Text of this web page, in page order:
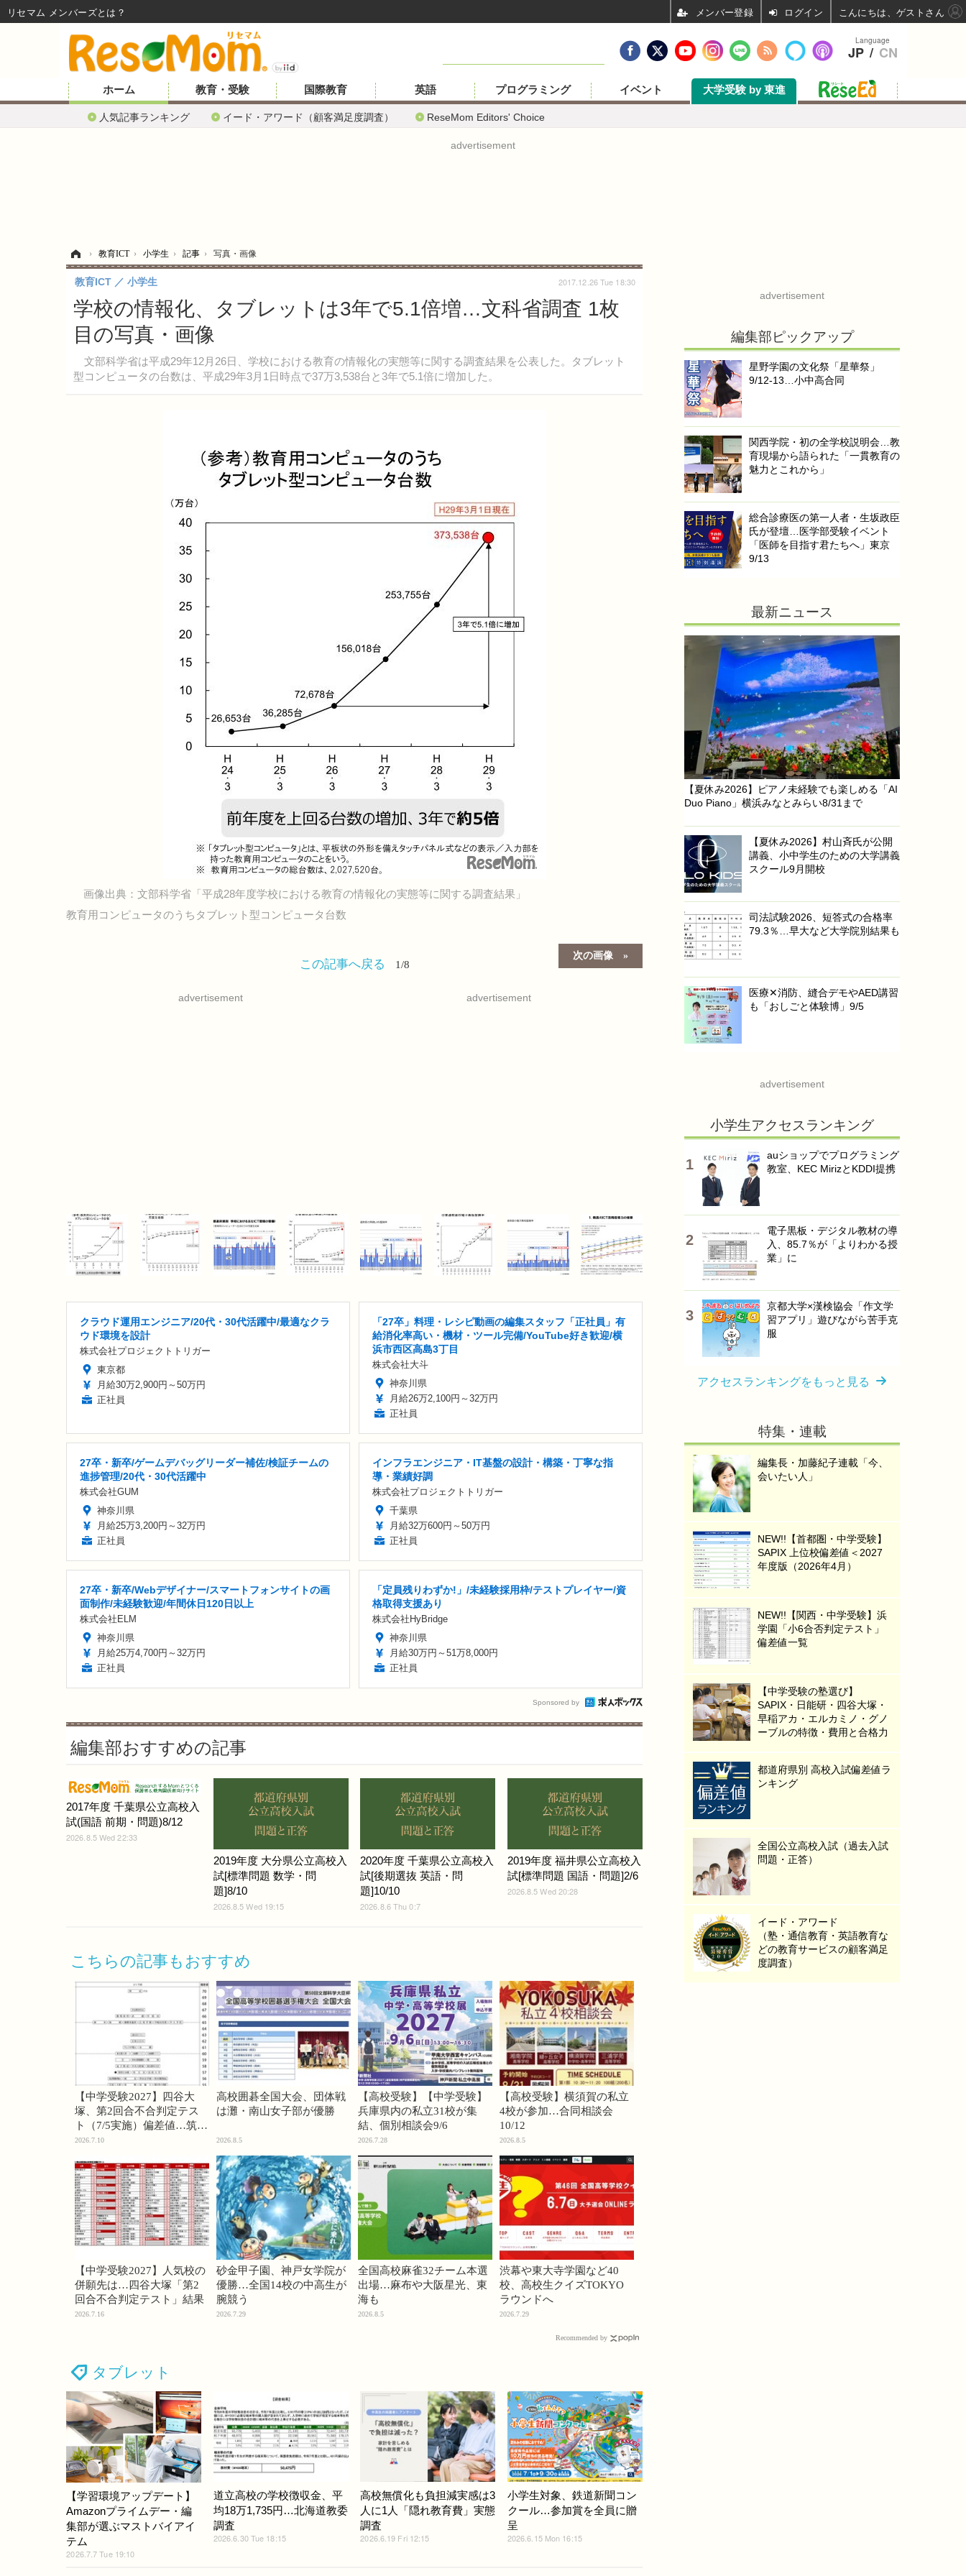
ホーム
人気記事ランキング イード・アワード（顧客満足度調査） ReseMom Editors' Choice
教育・受験 国際教育 英語 プログラミング イベント 大学受験 by 東進
advertisement
› 教育ICT › 小学生 › 記事 › 写真・画像
学校の情報化、タブレットは3年で5.1倍増…文科省調査 1枚
目の写真・画像
文部科学省は平成29年12月26日、学校における教育の情報化の実態等に関する調査結果を公表した。タブレット
型コンピュータの台数は、平成29年3月1日時点で37万3,538台と3年で5.1倍に増加した。
教育ICT 小学生 2017.12.26 Tue 18:30
画像出典：文部科学省「平成28年度学校における教育の情報化の実態等に関する調査結果」
教育用コンピュータのうちタブレット型コンピュータ台数
次の画像
この記事へ戻る 1/8
advertisement advertisement
クラウド運用エンジニア/20代・30代活躍中/最適なクラ
ウド環境を設計
株式会社プロジェクトトリガー
東京都
月給30万2,900円～50万円
正社員
「27卒」料理・レシピ動画の編集スタッフ「正社員」有
給消化率高い・機材・ツール完備/YouTube好き歓迎/横
浜市西区高島3丁目
株式会社大斗
神奈川県
月給26万2,100円～32万円
正社員
27卒・新卒/ゲームデバッグリーダー補佐/検証チームの
進捗管理/20代・30代活躍中
株式会社GUM
神奈川県
月給25万3,200円～32万円
正社員
インフラエンジニア・IT基盤の設計・構築・丁寧な指
導・業績好調
株式会社プロジェクトトリガー
千葉県
月給32万600円～50万円
正社員
27卒・新卒/Webデザイナー/スマートフォンサイトの画
面制作/未経験歓迎/年間休日120日以上
株式会社ELM
神奈川県
月給25万4,700円～32万円
正社員
「定員残りわずか!」/未経験採用枠/テストプレイヤー/資
格取得支援あり
株式会社HyBridge
神奈川県
月給30万円～51万8,000円
正社員
Sponsored by
編集部おすすめの記事
2017年度 千葉県公立高校入
試(国語 前期・問題)8/12
2026.8.5 Wed 22:33
2019年度 大分県公立高校入
試[標準問題 数学・問
題]8/10
2026.8.5 Wed 19:15
2020年度 千葉県公立高校入
試[後期選抜 英語・問
題]10/10
2026.8.6 Thu 0:7
2019年度 福井県公立高校入
試[標準問題 国語・問題]2/6
2026.8.5 Wed 20:28
こちらの記事もおすすめ
【中学受験2027】四谷大
塚、第2回合不合判定テス
ト（7/5実施）偏差値…筑駒
74・桜蔭70＜PR＞
2026.7.10
高校囲碁全国大会、団体戦
は灘・南山女子部が優勝
2026.8.5
【高校受験】【中学受験】
兵庫県内の私立31校が集
結、個別相談会9/6
2026.7.28
【高校受験】横須賀の私立
4校が参加…合同相談会
10/12
2026.8.5
【中学受験2027】人気校の
併願先は…四谷大塚「第2
回合不合判定テスト」結果
2026.7.16
砂金甲子園、神戸女学院が
優勝…全国14校の中高生が
腕競う
2026.7.29
全国高校麻雀32チーム本選
出場…麻布や大阪星光、東
海も
2026.8.5
渋幕や東大寺学園など40
校、高校生クイズTOKYO
ラウンドへ
2026.7.29
Recommended by
タブレット
【学習環境アップデート】
Amazonプライムデー・編
集部が選ぶマストバイアイ
テム
2026.7.7 Tue 19:10
道立高校の学校徴収金、平
均18万1,735円…北海道教委
調査
2026.6.30 Tue 18:15
高校無償化も負担減実感は3
人に1人「隠れ教育費」実態
調査
2026.6.19 Fri 12:15
小学生対象、鉄道新聞コン
クール…参加賞を全員に贈
呈
2026.6.15 Mon 16:15
advertisement
編集部ピックアップ
星野学園の文化祭「星華祭」
9/12-13…小中高合同
関西学院・初の全学校説明会…教
育現場から語られた「一貫教育の
魅力とこれから」
総合診療医の第一人者・生坂政臣
氏が登壇…医学部受験イベント
「医師を目指す君たちへ」東京
9/13
最新ニュース
【夏休み2026】ピアノ未経験でも楽しめる「AI
Duo Piano」横浜みなとみらい8/31まで
【夏休み2026】村山斉氏が公開
講義、小中学生のための大学講義
スクール9月開校
司法試験2026、短答式の合格率
79.3％…早大など大学院別結果も
医療✕消防、縫合デモやAED講習
も「おしごと体験博」9/5
advertisement
小学生アクセスランキング
auショップでプログラミング
教室、KEC MirizとKDDI提携
電子黒板・デジタル教材の導
入、85.7％が「よりわかる授
業」に
京都大学×漢検協会「作文学
習アプリ」遊びながら苦手克
服
アクセスランキングをもっと見る
特集・連載
編集長・加藤紀子連載「今、
会いたい人」
NEW!!【首都圏・中学受験】
SAPIX 上位校偏差値＜2027
年度版（2026年4月）
NEW!!【関西・中学受験】浜
学園「小6合否判定テスト」
偏差値一覧
【中学受験の塾選び】
SAPIX・日能研・四谷大塚・
早稲アカ・エルカミノ・グノ
ーブルの特徴・費用と合格力
都道府県別 高校入試偏差値ラ
ンキング
全国公立高校入試（過去入試
問題・正答）
イード・アワード
（塾・通信教育・英語教育な
どの教育サービスの顧客満足
度調査）
Language
JP / CN
リセマム メンバーズ ログイン こんにちは、ゲストさん